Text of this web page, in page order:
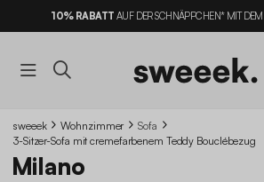
10% RABATT AUF DER SCHNÄPPCHEN* MIT
sweeek Wohnzimmer
Sofa
3-Sitzer-Sofa mit cremefarbenem Teddy Bouclébezug
Milano